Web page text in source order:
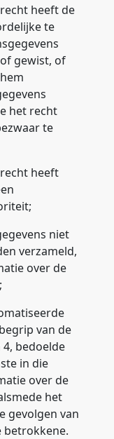
heeft de
te
gewist, of
het recht
te
heeft
niet
verzameld,
over de
van de
4, bedoelde
in die
over de
het
gevolgen van
betrokkene.